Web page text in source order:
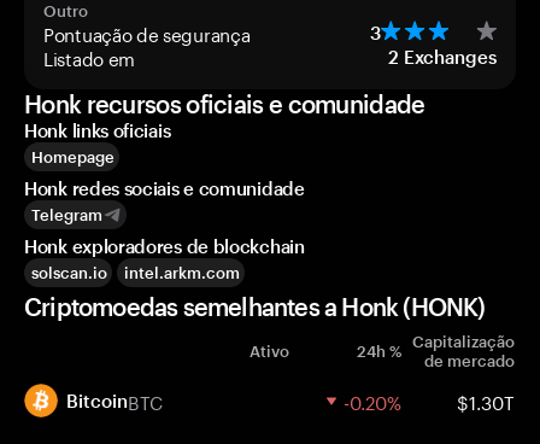
Outro
Pontuação de segurança 3
Listado em 2 Exchanges
Honk recursos oficiais e comunidade
Honk links oficiais
Homepage
Honk redes sociais e comunidade
Telegram
Honk exploradores de blockchain
solscan.io intel.arkm.com
Criptomoedas semelhantes a Honk (HONK)
Ativo 24h % Capitalização
de mercado
BitcoinBTC -0.20% $1.30T